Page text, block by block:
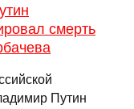
смерть
Путин